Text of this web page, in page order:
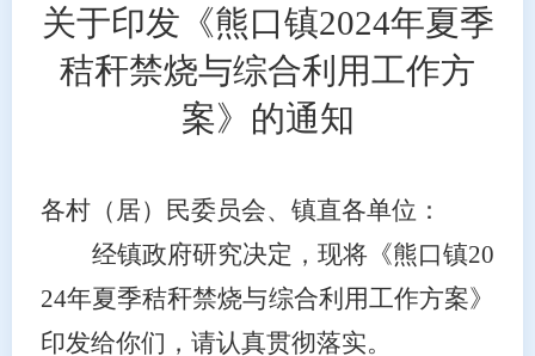
关于印发《熊口镇2024年夏季
秸秆禁烧与综合利用工作方
案》的通知
各村（居）民委员会、镇直各单位：
经镇政府研究决定 ，现将《熊口镇20
24年夏季秸秆禁烧与综合利用工作方案》
印发给你们，请认真贯彻落实。